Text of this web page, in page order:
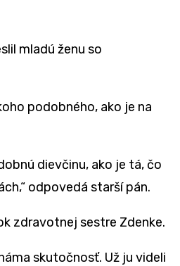
mladú ženu so
podobného, ako je na
dievčinu, ako je tá, čo
odpovedá starší pán.
zdravotnej sestre Zdenke.
skutočnosť. Už ju videli